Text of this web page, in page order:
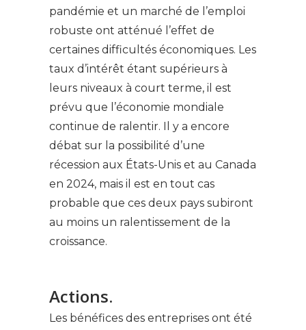
pandémie et un marché de l’emploi
robuste ont atténué l’effet de
certaines difficultés économiques. Les
taux d’intérêt étant supérieurs à
leurs niveaux à court terme, il est
prévu que l’économie mondiale
continue de ralentir. Il y a encore
débat sur la possibilité d’une
récession aux États-Unis et au Canada
en 2024, mais il est en tout cas
probable que ces deux pays subiront
au moins un ralentissement de la
croissance.
Actions.
Les bénéfices des entreprises ont été